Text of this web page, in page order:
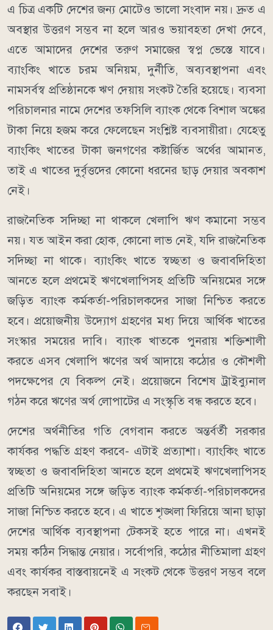
এ চিত্র একটি দেশের জন্য মোটেও ভালো সংবাদ নয়। দ্রুত এ
অবস্থার উত্তরণ সম্ভব না হলে আরও ভয়াবহতা দেখা দেবে,
এতে আমাদের দেশের তরুণ সমাজের স্বপ্ন ভেস্তে যাবে।
ব্যাংকিং খাতে চরম অনিয়ম, দুর্নীতি, অব্যবস্থাপনা এবং
নামসর্বস্ব প্রতিষ্ঠানকে ঋণ দেয়ায় সংকট তৈরি হয়েছে। ব্যবসা
পরিচালনার নামে দেশের তফসিলি ব্যাংক থেকে বিশাল অঙ্কের
টাকা নিয়ে হজম করে ফেলেছেন সংশ্লিষ্ট ব্যবসায়ীরা। যেহেতু
ব্যাংকিং খাতের টাকা জনগণের কষ্টার্জিত অর্থের আমানত,
তাই এ খাতের দুর্বৃত্তদের কোনো ধরনের ছাড় দেয়ার অবকাশ
নেই।
রাজনৈতিক সদিচ্ছা না থাকলে খেলাপি ঋণ কমানো সম্ভব
নয়। যত আইন করা হোক, কোনো লাভ নেই, যদি রাজনৈতিক
সদিচ্ছা না থাকে। ব্যাংকিং খাতে স্বচ্ছতা ও জবাবদিহিতা
আনতে হলে প্রথমেই ঋণখেলাপিসহ প্রতিটি অনিয়মের সঙ্গে
জড়িত ব্যাংক কর্মকর্তা-পরিচালকদের সাজা নিশ্চিত করতে
হবে। প্রয়োজনীয় উদ্যোগ গ্রহণের মধ্য দিয়ে আর্থিক খাতের
সংস্কার সময়ের দাবি। ব্যাংক খাতকে পুনরায় শক্তিশালী
করতে এসব খেলাপি ঋণের অর্থ আদায়ে কঠোর ও কৌশলী
পদক্ষেপের যে বিকল্প নেই। প্রয়োজনে বিশেষ ট্রাইব্যুনাল
গঠন করে ঋণের অর্থ লোপাটের এ সংস্কৃতি বন্ধ করতে হবে।
দেশের অর্থনীতির গতি বেগবান করতে অন্তর্বর্তী সরকার
কার্যকর পদ্ধতি গ্রহণ করবে- এটাই প্রত্যাশা। ব্যাংকিং খাতে
স্বচ্ছতা ও জবাবদিহিতা আনতে হলে প্রথমেই ঋণখেলাপিসহ
প্রতিটি অনিয়মের সঙ্গে জড়িত ব্যাংক কর্মকর্তা-পরিচালকদের
সাজা নিশ্চিত করতে হবে। এ খাতে শৃঙ্খলা ফিরিয়ে আনা ছাড়া
দেশের আর্থিক ব্যবস্থাপনা টেকসই হতে পারে না। এখনই
সময় কঠিন সিদ্ধান্ত নেয়ার। সর্বোপরি, কঠোর নীতিমালা গ্রহণ
এবং কার্যকর বাস্তবায়নেই এ সংকট থেকে উত্তরণ সম্ভব বলে
করছেন সবাই।